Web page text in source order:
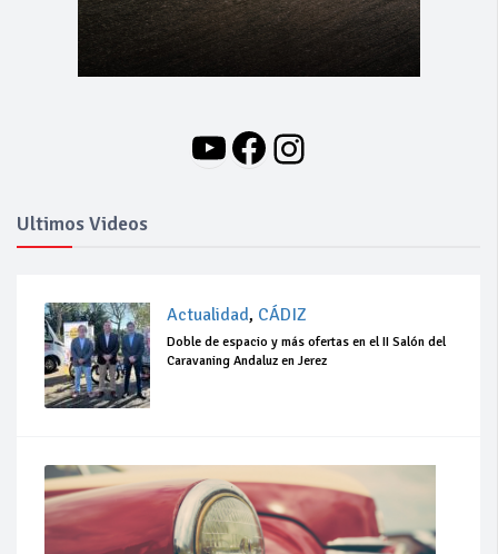
YouTube
Facebook
Instagram
Ultimos Videos
Actualidad, CÁDIZ
Doble de espacio y más ofertas en el II Salón del
Caravaning Andaluz en Jerez